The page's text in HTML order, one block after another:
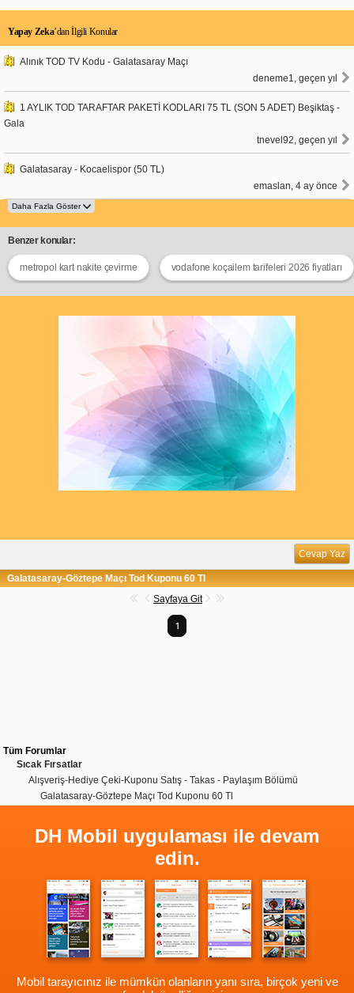
Yapay Zeka’dan İlgili Konular
Alınık TOD TV Kodu - Galatasaray Maçı
deneme1, geçen yıl
1 AYLIK TOD TARAFTAR PAKETİ KODLARI 75 TL (SON 5 ADET) Beşiktaş -
Gala
tnevel92, geçen yıl
Galatasaray - Kocaelispor (50 TL)
emaslan, 4 ay önce
Benzer konular:
metropol kart nakite çevirme vodafone koçailem tarifeleri 2026 fiyatları
Cevap Yaz
Galatasaray-Göztepe Maçı Tod Kuponu 60 Tl
Sayfaya Git
1
Tüm Forumlar
Sıcak Fırsatlar
Alışveriş-Hediye Çeki-Kuponu Satış - Takas - Paylaşım Bölümü
Galatasaray-Göztepe Maçı Tod Kuponu 60 Tl
DH Mobil uygulaması ile devam
edin.
Mobil tarayıcınız ile mümkün olanların yanı sıra, birçok yeni ve